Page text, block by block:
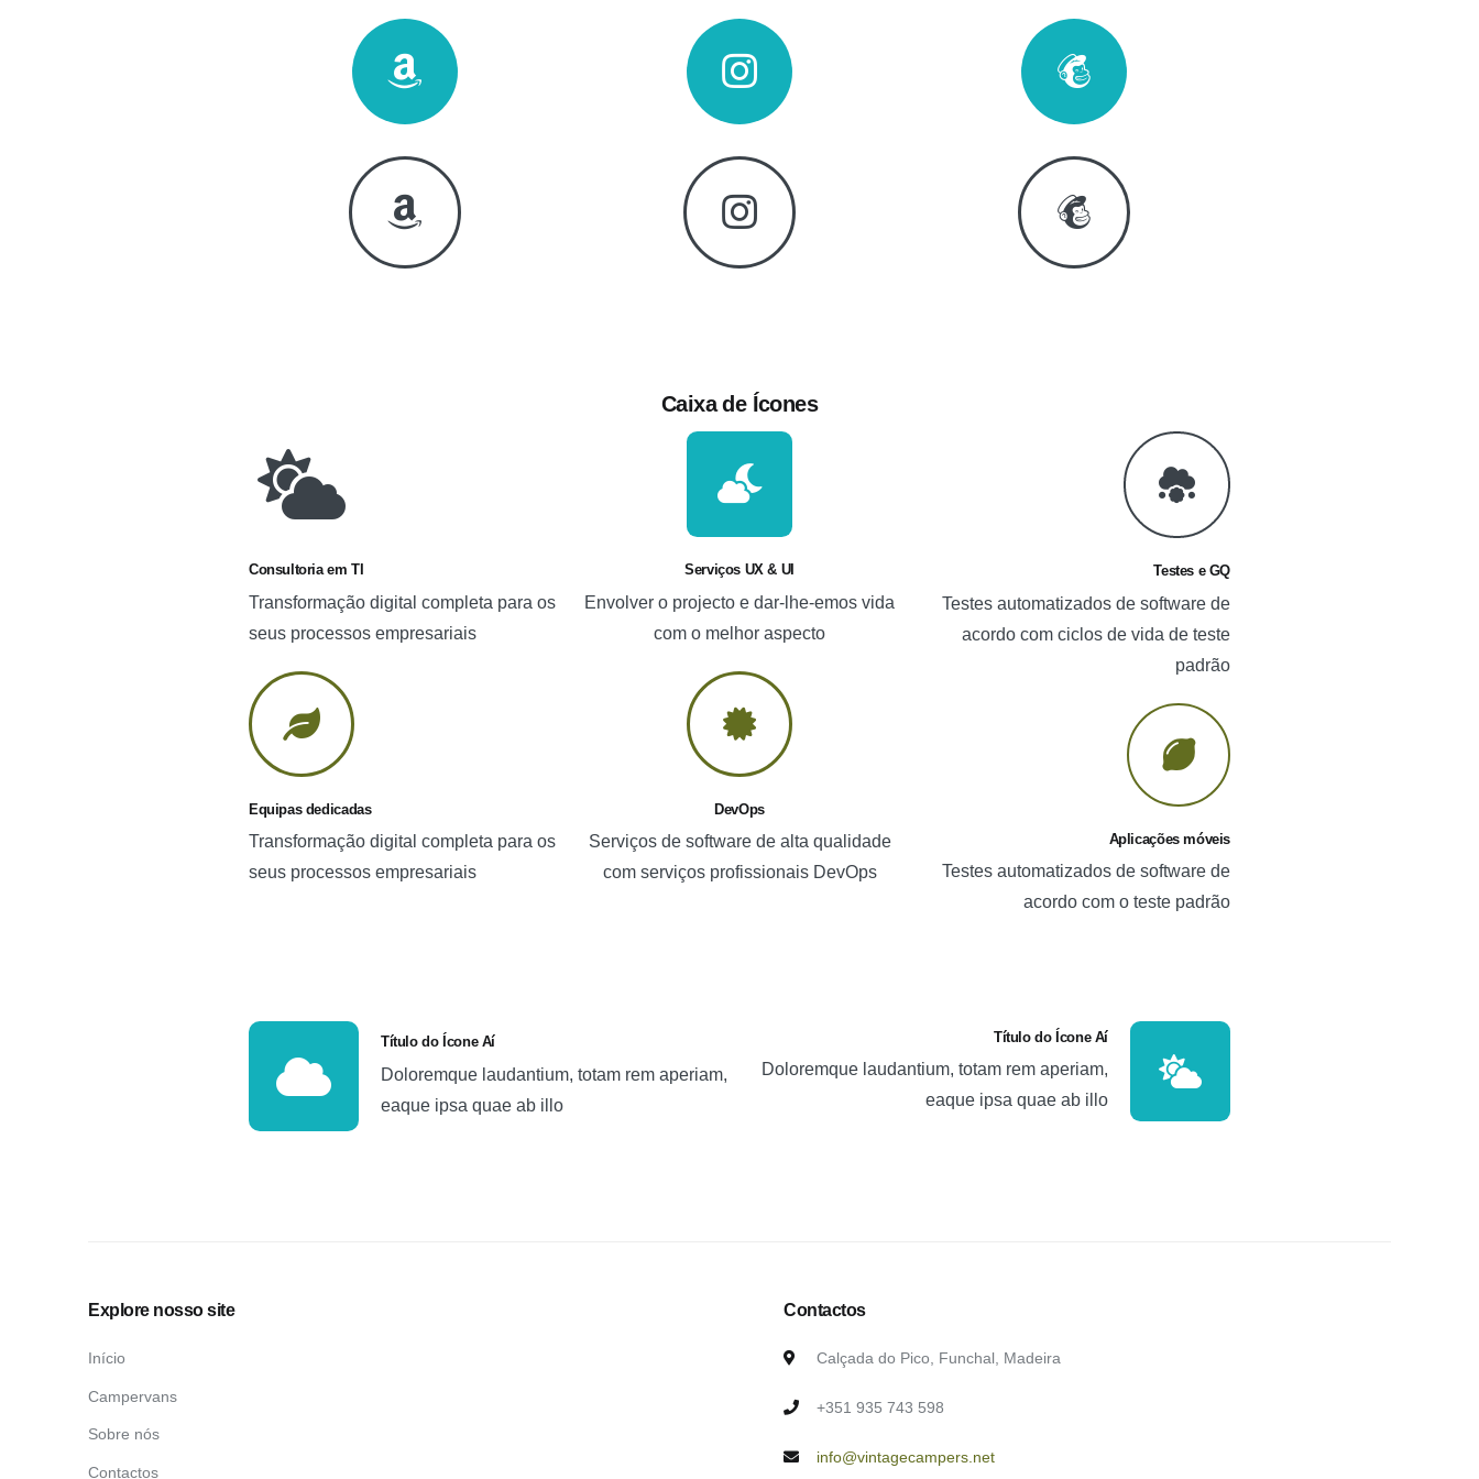
Caixa de Ícones
Consultoria em TI
Transformação digital completa para os
seus processos empresariais
Equipas dedicadas
Transformação digital completa para os
seus processos empresariais
Serviços UX & UI
Envolver o projecto e dar-lhe-emos vida
com o melhor aspecto
DevOps
Serviços de software de alta qualidade
com serviços profissionais DevOps
Testes e GQ
Testes automatizados de software de
acordo com ciclos de vida de teste
padrão
Aplicações móveis
Testes automatizados de software de
acordo com o teste padrão
Título do Ícone Aí
Doloremque laudantium, totam rem aperiam,
eaque ipsa quae ab illo
Título do Ícone Aí
Doloremque laudantium, totam rem aperiam,
eaque ipsa quae ab illo
Explore nosso site
Início
Campervans
Sobre nós
Contactos
Contactos
Calçada do Pico, Funchal, Madeira
+351 935 743 598
info@vintagecampers.net